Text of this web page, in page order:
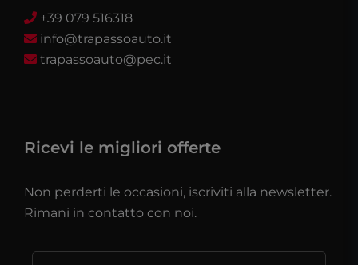
+39 079 516318
info@trapassoauto.it
trapassoauto@pec.it
Ricevi le migliori offerte
Non perderti le occasioni, iscriviti alla newsletter.
Rimani in contatto con noi.